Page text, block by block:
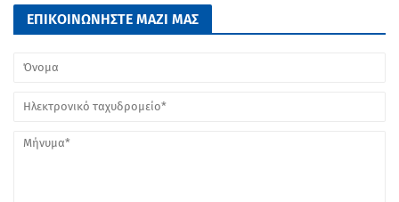
ΕΠΙΚΟΙΝΩΝΗΣΤΕ ΜΑΖΙ ΜΑΣ